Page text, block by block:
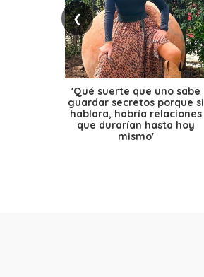
❮
'Qué suerte que uno sabe
guardar secretos porque si
hablara, habría relaciones
que durarían hasta hoy
mismo'